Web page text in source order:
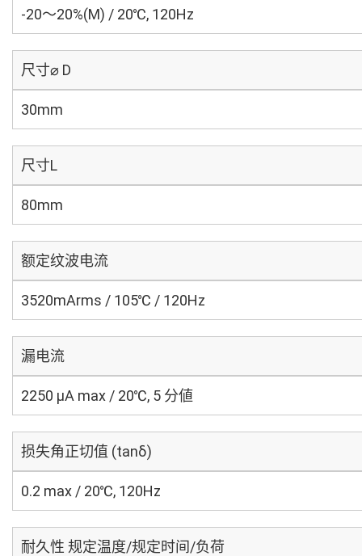
-20～20%(M) / 20℃, 120Hz
尺寸⌀ D
30mm
尺寸L
80mm
额定纹波电流
3520mArms / 105℃ / 120Hz
漏电流
2250 μA max / 20℃, 5 分値
损失角正切值 (tanδ)
0.2 max / 20℃, 120Hz
耐久性 规定温度/规定时间/负荷